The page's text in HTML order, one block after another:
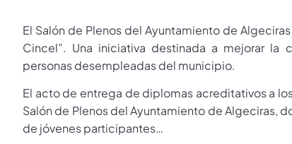
El Salón de Plenos del Ayuntamiento de
Cincel”. Una iniciativa destinada a mejorar
personas desempleadas del municipio.
El acto de entrega de diplomas acreditativos a
Salón de Plenos del Ayuntamiento de Algeciras,
de jóvenes participantes…